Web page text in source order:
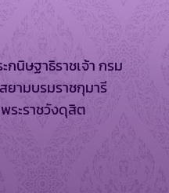
นิษฐาธิราชเจ้า กรม
ยามบรมราชกุมารี
ระราชวังดุสิต